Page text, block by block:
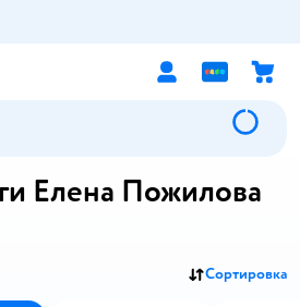
Елена Пожилова
Сортировка